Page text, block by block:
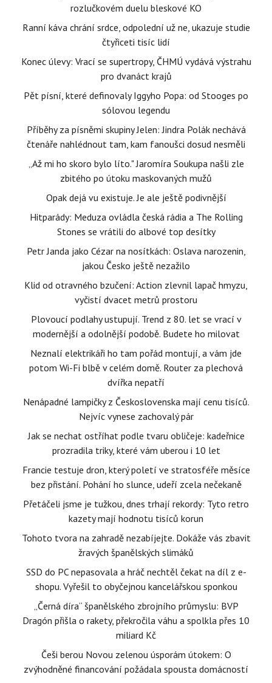
rozlučkovém duelu bleskové KO
Ranní káva chrání srdce, odpolední už ne, ukazuje studie
čtyřiceti tisíc lidí
Konec úlevy: Vrací se supertropy, ČHMÚ vydává výstrahu
pro dvanáct krajů
Pět písní, které definovaly Iggyho Popa: od Stooges po
sólovou legendu
Příběhy za písněmi skupiny Jelen: Jindra Polák nechává
čtenáře nahlédnout tam, kam fanoušci dosud nesměli
„Až mi ho skoro bylo líto." Jaromíra Soukupa našli zle
zbitého po útoku maskovaných mužů
Opak dejá vu existuje. Je ale ještě podivnější
Hitparády: Meduza ovládla česká rádia a The Rolling
Stones se vrátili do albové top desítky
Petr Janda jako Cézar na nosítkách: Oslava narozenin,
jakou Česko ještě nezažilo
Klid od otravného bzučení: Action zlevnil lapač hmyzu,
vyčistí dvacet metrů prostoru
Plovoucí podlahy ustupují. Trend z 80. let se vrací v
modernější a odolnější podobě. Budete ho milovat
Neznalí elektrikáři ho tam pořád montují, a vám jde
potom Wi-Fi blbě v celém domě. Router za plechová
dvířka nepatří
Nenápadné lampičky z Československa mají cenu tisíců.
Nejvíc vynese zachovalý pár
Jak se nechat ostříhat podle tvaru obličeje: kadeřnice
prozradila triky, které vám uberou i 10 let
Francie testuje dron, který poletí ve stratosféře měsíce
bez přistání. Pohání ho slunce, udeří zcela nečekaně
Přetáčeli jsme je tužkou, dnes trhají rekordy: Tyto retro
kazety mají hodnotu tisíců korun
Tohoto tvora na zahradě nezabíjejte. Dokáže vás zbavit
žravých španělských slimáků
SSD do PC nepasovala a hráč nechtěl čekat na díl z e-
shopu. Vyřešil to obyčejnou kancelářskou sponkou
„Černá díra“ španělského zbrojního průmyslu: BVP
Dragón přišla o rakety, překročila váhu a spolkla přes 10
miliard Kč
Češi berou Novou zelenou úsporám útokem: O
zvýhodněné financování požádala spousta domácností